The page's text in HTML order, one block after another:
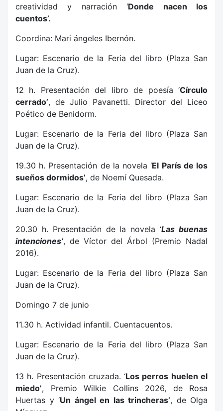
creatividad y narración ‘Donde nacen los
cuentos’.
Coordina: Mari ángeles Ibernón.
Lugar: Escenario de la Feria del libro (Plaza San
Juan de la Cruz).
12 h. Presentación del libro de poesía ‘Círculo
cerrado’, de Julio Pavanetti. Director del Liceo
Poético de Benidorm.
Lugar: Escenario de la Feria del libro (Plaza San
Juan de la Cruz).
19.30 h. Presentación de la novela ‘El París de los
sueños dormidos’, de Noemí Quesada.
Lugar: Escenario de la Feria del libro (Plaza San
Juan de la Cruz).
20.30 h. Presentación de la novela ‘Las buenas
intenciones’, de Víctor del Árbol (Premio Nadal
2016).
Lugar: Escenario de la Feria del libro (Plaza San
Juan de la Cruz).
Domingo 7 de junio
11.30 h. Actividad infantil. Cuentacuentos.
Lugar: Escenario de la Feria del libro (Plaza San
Juan de la Cruz).
13 h. Presentación cruzada. ‘Los perros huelen el
miedo’, Premio Wilkie Collins 2026, de Rosa
Huertas y ‘Un ángel en las trincheras’, de Olga